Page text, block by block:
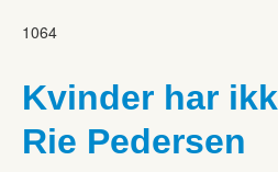
1064
Kvinder har
Rie Pedersen